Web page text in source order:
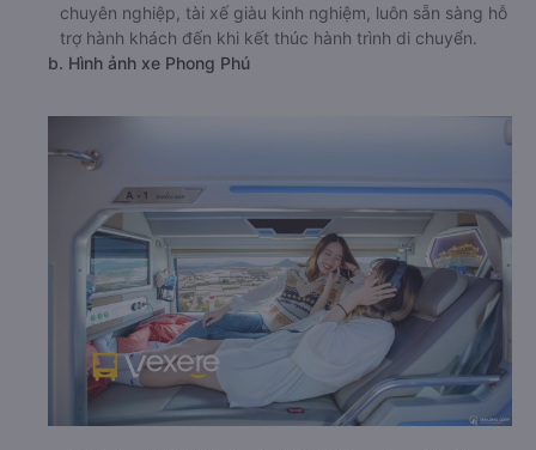
chuyên nghiệp, tài xế giàu kinh nghiệm, luôn sẵn sàng hỗ
trợ hành khách đến khi kết thúc hành trình di chuyển.
b. Hình ảnh xe Phong Phú